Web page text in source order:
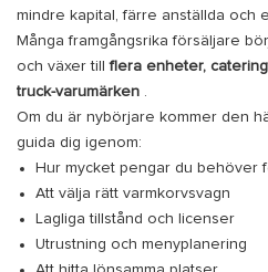
mindre kapital, färre anställda och
Många framgångsrika försäljare
och växer tillflera enheter,
truck-varumärken .
Om du är nybörjare kommer den
guida dig igenom:
Hur mycket pengar du behöver
Att välja rätt varmkorvsvagn
Lagliga tillstånd och licenser
Utrustning och menyplanering